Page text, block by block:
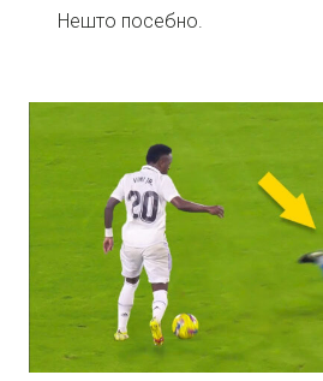
Нешто посебно.